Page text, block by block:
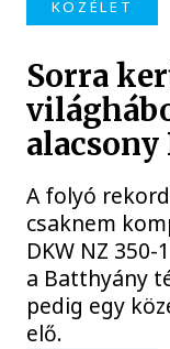
KÖZÉLET
Sorra
A folyó
csaknem
DKW NZ
a Batthyány
pedig egy
elő.